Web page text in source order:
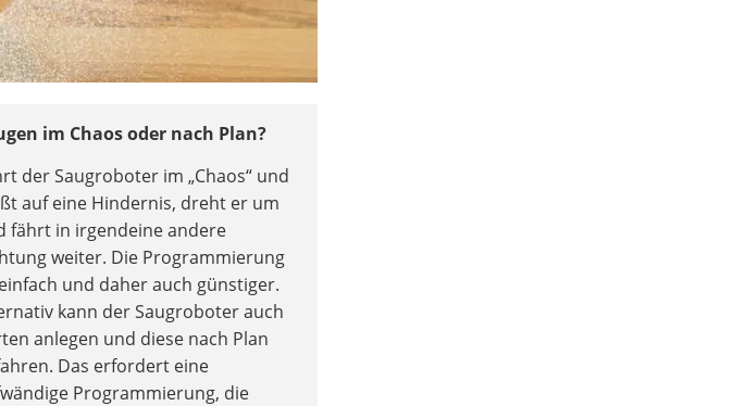
im Chaos oder nach Plan?
der Saugroboter im „Chaos“ und
auf eine Hindernis, dreht er um
fährt in irgendeine andere
weiter. Die Programmierung
und daher auch günstiger.
kann der Saugroboter auch
anlegen und diese nach Plan
Das erfordert eine
Programmierung, die